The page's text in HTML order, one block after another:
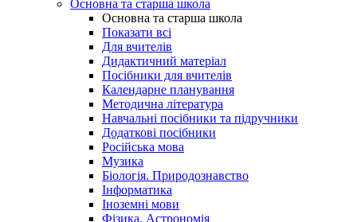
Основна та старша школа
Основна та старша школа
Показати всі
Для вчителів
Дидактичний матеріал
Посібники для вчителів
Календарне планування
Методична література
Навчальні посібники та підручники
Додаткові посібники
Російська мова
Музика
Біологія. Природознавство
Інформатика
Іноземні мови
Фізика. Астрономія